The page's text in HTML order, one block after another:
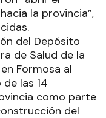
la provincia”,
del Depósito
de Salud de la
Formosa al
las 14
como parte
del